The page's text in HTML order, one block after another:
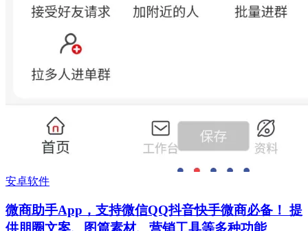
安卓软件
微商助手App，支持微信QQ抖音快手微商必备！ 提